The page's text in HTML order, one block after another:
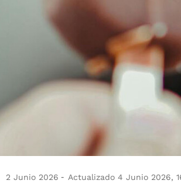
2 Junio 2026 Actualizado 4 Junio 2026,